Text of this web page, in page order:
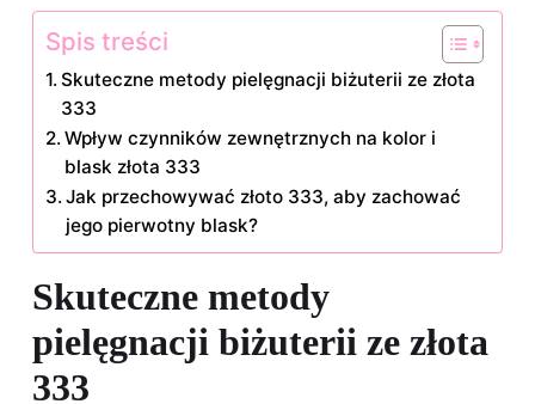
Spis treści
Skuteczne metody pielęgnacji biżuterii ze złota
333
Wpływ czynników zewnętrznych na kolor i
blask złota 333
Jak przechowywać złoto 333, aby zachować
jego pierwotny blask?
Skuteczne metody
pielęgnacji biżuterii ze złota
333